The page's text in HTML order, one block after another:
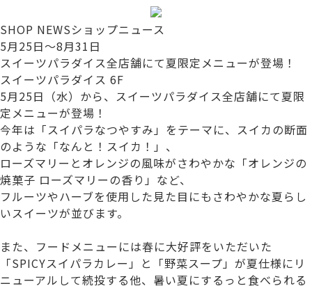
SHOP NEWSショップニュース
5月25日～8月31日
スイーツパラダイス全店舗にて夏限定メニューが登場！
スイーツパラダイス 6F
5月25日（水）から、スイーツパラダイス全店舗にて夏限
定メニューが登場！
今年は「スイパラなつやすみ」をテーマに、スイカの断面
のような「なんと！スイカ！」、
ローズマリーとオレンジの風味がさわやかな「オレンジの
焼菓子 ローズマリーの香り」など、
フルーツやハーブを使用した見た目にもさわやかな夏らし
いスイーツが並びます。
また、フードメニューには春に大好評をいただいた
「SPICYスイパラカレー」と「野菜スープ」が夏仕様にリ
ニューアルして続投する他、暑い夏にするっと食べられる